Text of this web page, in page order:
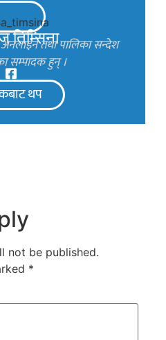
तिम्सिना
अनलाइन तथा पालिका सन्देश
सम्पादक हुन् ।
थप
not be published.
*